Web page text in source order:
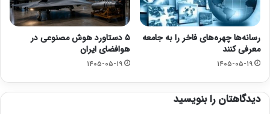
رسانه‌ها چهره‌های فاخر را به جامعه
معرفی کنند
۱۴۰۵-۰۵-۱۹
۵ دستاورد هوش مصنوعی در
هوافضای ایران
۱۴۰۵-۰۵-۱۹
دیدگاهتان را بنویسید